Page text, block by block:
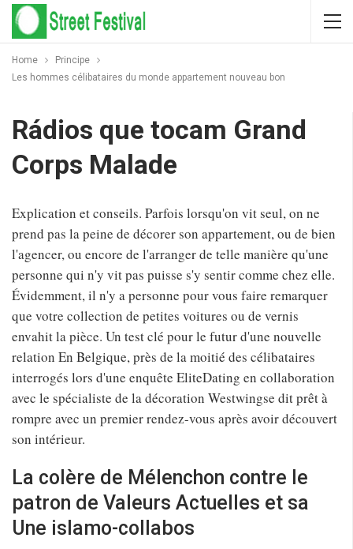
Home
Principe
Les hommes célibataires du monde appartement nouveau bon
Rádios que tocam Grand
Corps Malade
Explication et conseils. Parfois lorsqu'on vit seul, on ne
prend pas la peine de décorer son appartement, ou de bien
l'agencer, ou encore de l'arranger de telle manière qu'une
personne qui n'y vit pas puisse s'y sentir comme chez elle.
Évidemment, il n'y a personne pour vous faire remarquer
que votre collection de petites voitures ou de vernis
envahit la pièce. Un test clé pour le futur d'une nouvelle
relation En Belgique, près de la moitié des célibataires
interrogés lors d'une enquête EliteDating en collaboration
avec le spécialiste de la décoration Westwingse dit prêt à
rompre avec un premier rendez-vous après avoir découvert
son intérieur.
La colère de Mélenchon contre le
patron de Valeurs Actuelles et sa
Une islamo-collabos